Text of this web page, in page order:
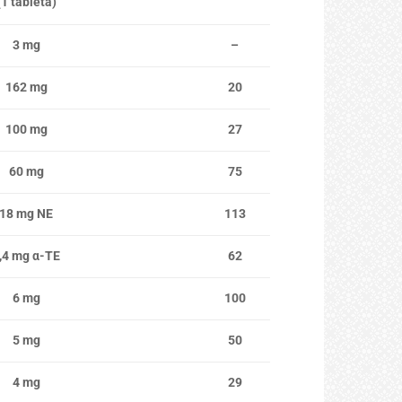
3 mg –
162 mg 20
100 mg 27
60 mg 75
18 mg NE 113
mg α-TE 62
6 mg 100
5 mg 50
4 mg 29